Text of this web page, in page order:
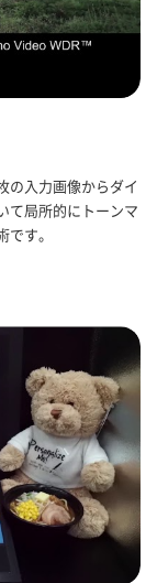
の入力画像からダイ
て局所的にトーンマ
す。